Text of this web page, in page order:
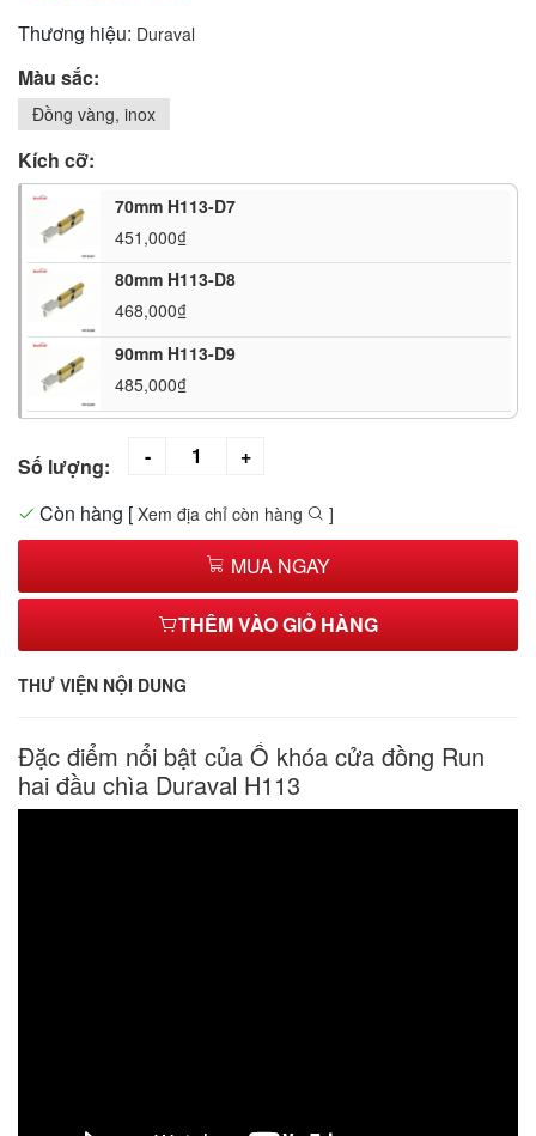
Thương hiệu: Duraval
Màu sắc:
Đồng vàng, inox
Kích cỡ:
70mm H113-D7
451,000₫
80mm H113-D8
468,000₫
90mm H113-D9
485,000₫
Số lượng:
Còn hàng [ Xem địa chỉ còn hàng ]
MUA NGAY
THÊM VÀO GIỎ HÀNG
THƯ VIỆN NỘI DUNG
Đặc điểm nổi bật của Ổ khóa cửa đồng Run
hai đầu chìa Duraval H113